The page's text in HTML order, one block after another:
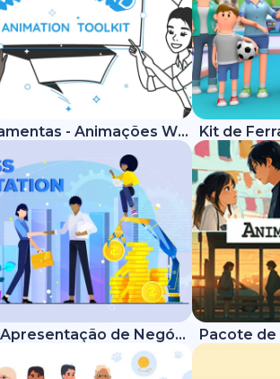
Kit de Ferramentas - Animações Whiteboard
Pacote de Apresentação de Negócios Pacote de